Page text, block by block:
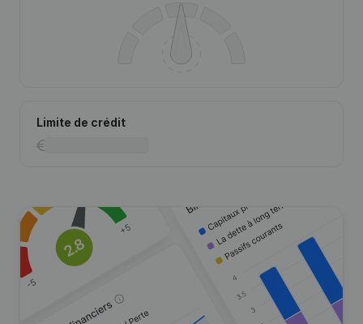
Limite de crédit